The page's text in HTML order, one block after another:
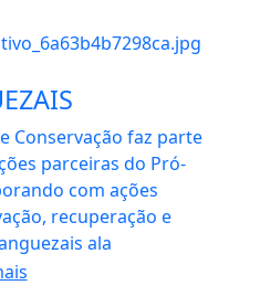
Conservação faz parte
parceiras do Pró-
com ações
recuperação e
ala